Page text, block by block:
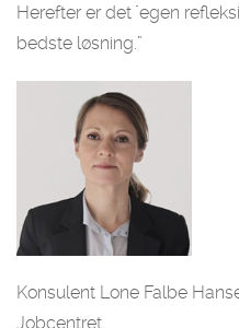
Herefter er det "egen
bedste løsning.”
Konsulent Lone Falbe
Jobcentret.